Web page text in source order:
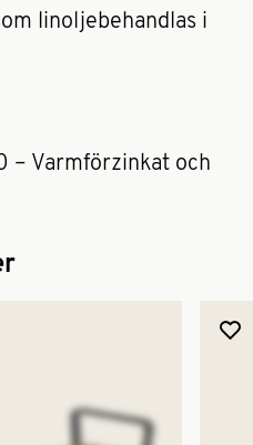
linoljebehandlas i
– Varmförzinkat och